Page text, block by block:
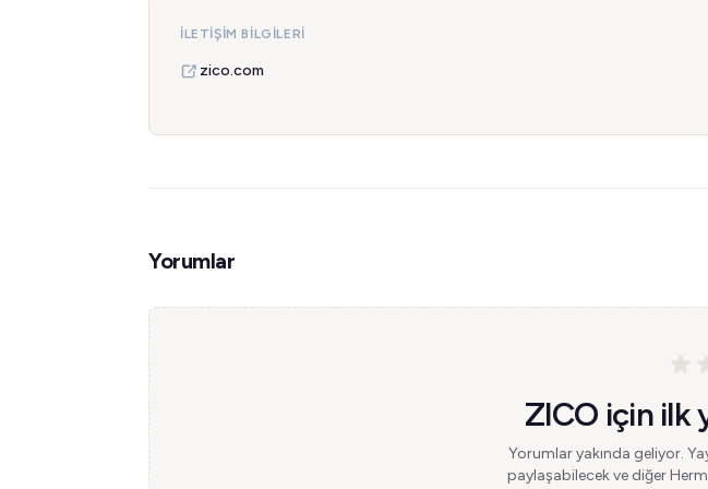
İLETIŞIM BILGILERI
zico.com
Yorumlar
ZICO için ilk
Yorumlar yakında geliyor.
paylaşabilecek ve diğer